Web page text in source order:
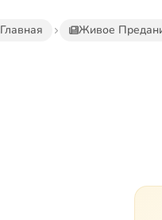
Главная Живое